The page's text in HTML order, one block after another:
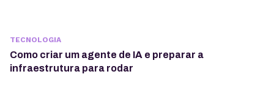
TECNOLOGIA
Como criar um agente de IA e preparar a
infraestrutura para rodar